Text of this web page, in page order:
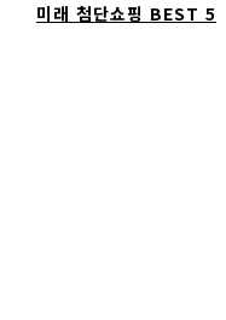
교육과정 보기
미래 첨단쇼핑 BEST 5